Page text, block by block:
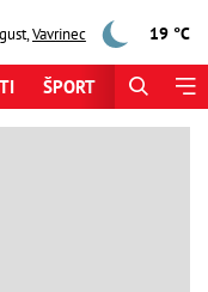
,Vavrinec 19 °C
ŠPORT